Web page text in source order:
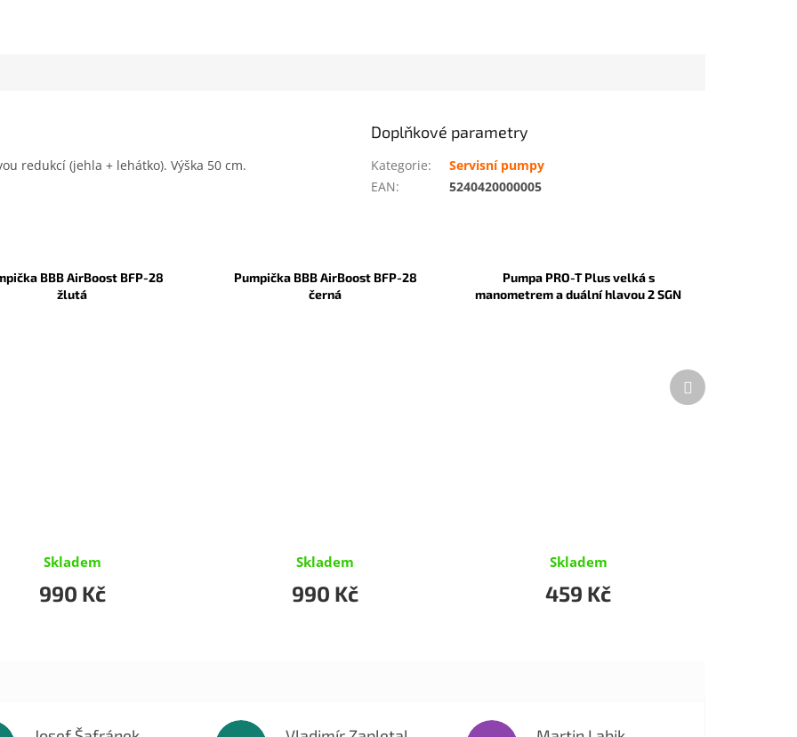
redukcí (jehla + lehátko). Výška 50 cm.
Doplňkové parametry
Kategorie:
Servisní pumpy
EAN: 5240420000005
BBB AirBoost BFP-28
žlutá
Skladem
990 Kč
Pumpička BBB AirBoost BFP-28
černá
Skladem
990 Kč
Pumpa PRO-T Plus velká s
manometrem a duální hlavou 2 SGN
Skladem
459 Kč
Další
produkt